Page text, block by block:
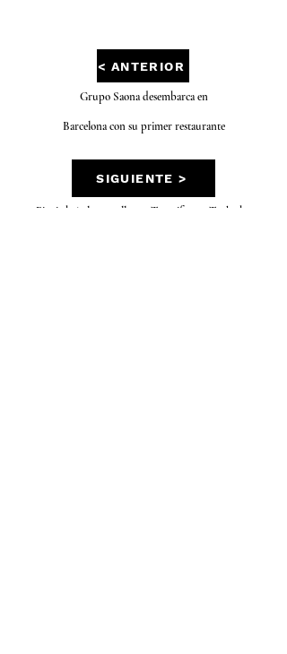
< ANTERIOR
Grupo Saona desembarca en
Barcelona con su primer restaurante
SIGUIENTE >
Picnic bajo las estrellas en Tenerife con Txoko by